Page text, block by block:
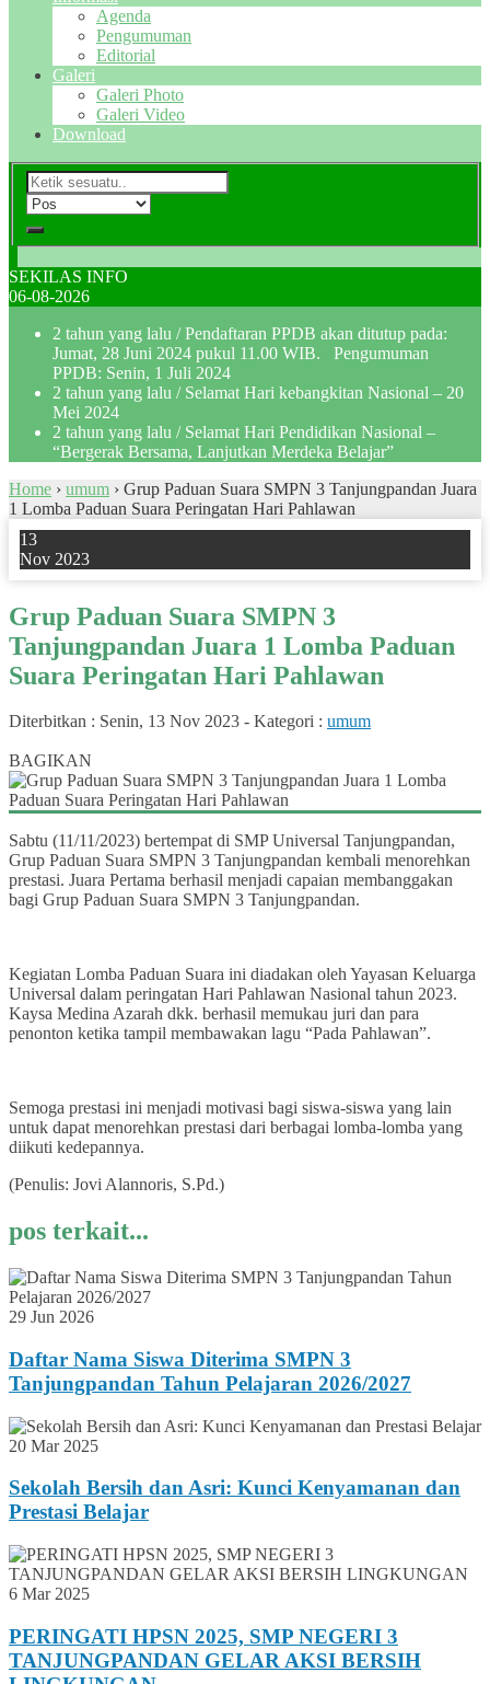
Agenda
Pengumuman
Editorial
Galeri
Galeri Photo
Galeri Video
Download
SEKILAS INFO
06-08-2026
2 tahun yang lalu / Pendaftaran PPDB akan ditutup pada:
Jumat, 28 Juni 2024 pukul 11.00 WIB. Pengumuman
PPDB: Senin, 1 Juli 2024
2 tahun yang lalu / Selamat Hari kebangkitan Nasional – 20
Mei 2024
2 tahun yang lalu / Selamat Hari Pendidikan Nasional –
“Bergerak Bersama, Lanjutkan Merdeka Belajar”
Home › umum › Grup Paduan Suara SMPN 3 Tanjungpandan Juara
1 Lomba Paduan Suara Peringatan Hari Pahlawan
13
Nov 2023
Grup Paduan Suara SMPN 3
Tanjungpandan Juara 1 Lomba Paduan
Suara Peringatan Hari Pahlawan
Diterbitkan : Senin, 13 Nov 2023 - Kategori : umum
BAGIKAN
Sabtu (11/11/2023) bertempat di SMP Universal Tanjungpandan,
Grup Paduan Suara SMPN 3 Tanjungpandan kembali menorehkan
prestasi. Juara Pertama berhasil menjadi capaian membanggakan
bagi Grup Paduan Suara SMPN 3 Tanjungpandan.
Kegiatan Lomba Paduan Suara ini diadakan oleh Yayasan Keluarga
Universal dalam peringatan Hari Pahlawan Nasional tahun 2023.
Kaysa Medina Azarah dkk. berhasil memukau juri dan para
penonton ketika tampil membawakan lagu “Pada Pahlawan”.
Semoga prestasi ini menjadi motivasi bagi siswa-siswa yang lain
untuk dapat menorehkan prestasi dari berbagai lomba-lomba yang
diikuti kedepannya.
(Penulis: Jovi Alannoris, S.Pd.)
pos terkait...
29 Jun 2026
Daftar Nama Siswa Diterima SMPN 3
Tanjungpandan Tahun Pelajaran 2026/2027
20 Mar 2025
Sekolah Bersih dan Asri: Kunci Kenyamanan dan
Prestasi Belajar
6 Mar 2025
PERINGATI HPSN 2025, SMP NEGERI 3
TANJUNGPANDAN GELAR AKSI BERSIH